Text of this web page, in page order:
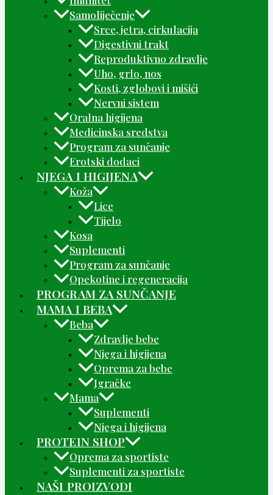
Samoliječenje
Srce, jetra, cirkulacija
Digestivni trakt
Reproduktivno zdravlje
Uho, grlo, nos
Kosti, zglobovi i mišići
Nervni sistem
Oralna higijena
Medicinska sredstva
Program za sunčanje
Erotski dodaci
NJEGA I HIGIJENA
Koža
Lice
Tijelo
Kosa
Suplementi
Program za sunčanje
Opekotine i regeneracija
PROGRAM ZA SUNČANJE
MAMA I BEBA
Beba
Zdravlje bebe
Njega i higijena
Oprema za bebe
Igračke
Mama
Suplementi
Njega i higijena
PROTEIN SHOP
Oprema za sportiste
Suplementi za sportiste
NAŠI PROIZVODI